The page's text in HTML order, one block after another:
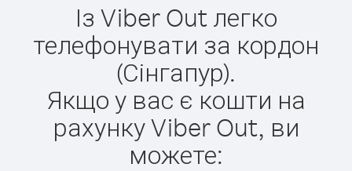
Із Viber Out легко
телефонувати за кордон
(Сінгапур).
Якщо у вас є кошти на
рахунку Viber Out, ви
можете: